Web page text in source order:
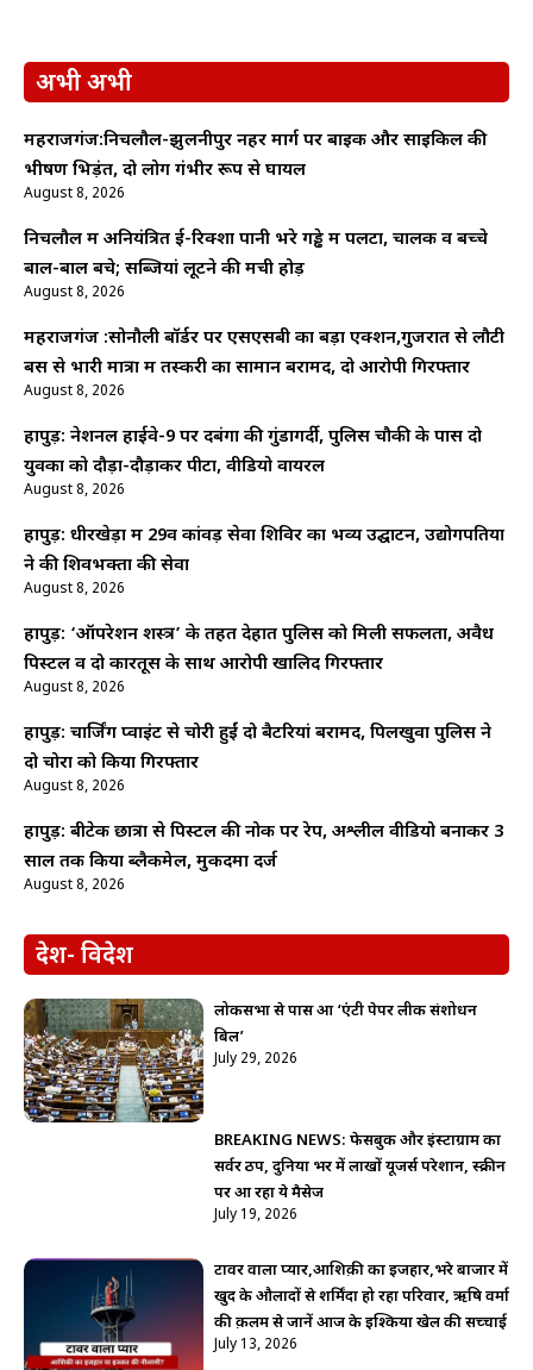
अभी अभी
महराजगंज:निचलौल-झुलनीपुर नहर मार्ग पर बाइक और साइकिल की
भीषण भिड़ंत, दो लोग गंभीर रूप से घायल
August 8, 2026
निचलौल में अनियंत्रित ई-रिक्शा पानी भरे गड्ढे में पलटा, चालक व बच्चे
बाल-बाल बचे; सब्जियां लूटने की मची होड़
August 8, 2026
महराजगंज :सोनौली बॉर्डर पर एसएसबी का बड़ा एक्शन,गुजरात से लौटी
बस से भारी मात्रा में तस्करी का सामान बरामद, दो आरोपी गिरफ्तार
August 8, 2026
हापुड़: नेशनल हाईवे-9 पर दबंगों की गुंडागर्दी, पुलिस चौकी के पास दो
युवकों को दौड़ा-दौड़ाकर पीटा, वीडियो वायरल
August 8, 2026
हापुड़: धीरखेड़ा में 29वें कांवड़ सेवा शिविर का भव्य उद्घाटन, उद्योगपतियों
ने की शिवभक्तों की सेवा
August 8, 2026
हापुड़: ‘ऑपरेशन शस्त्र’ के तहत देहात पुलिस को मिली सफलता, अवैध
पिस्टल व दो कारतूस के साथ आरोपी खालिद गिरफ्तार
August 8, 2026
हापुड़: चार्जिंग प्वाइंट से चोरी हुईं दो बैटरियां बरामद, पिलखुवा पुलिस ने
दो चोरों को किया गिरफ्तार
August 8, 2026
हापुड़: बीटेक छात्रा से पिस्टल की नोक पर रेप, अश्लील वीडियो बनाकर 3
साल तक किया ब्लैकमेल, मुकदमा दर्ज
August 8, 2026
देश- विदेश
लोकसभा से पास हुआ ‘एंटी पेपर लीक संशोधन
बिल’
July 29, 2026
BREAKING NEWS: फेसबुक और इंस्टाग्राम का
सर्वर ठप, दुनिया भर में लाखों यूजर्स परेशान, स्क्रीन
पर आ रहा ये मैसेज
July 19, 2026
टावर वाला प्यार,आशिक़ी का इजहार,भरे बाजार में
खुद के औलादों से शर्मिंदा हो रहा परिवार, ऋषि वर्मा
की क़लम से जानें आज के इश्किया खेल की सच्चाई
July 13, 2026